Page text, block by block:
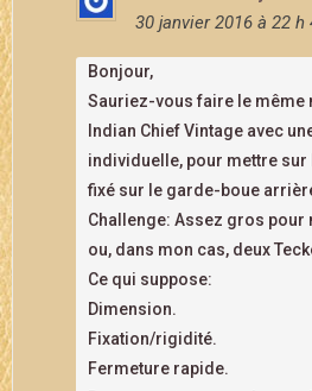
30 janvier 2016 à 22 h
Bonjour,
Sauriez-vous faire le même
Indian Chief Vintage avec
individuelle, pour mettre sur
fixé sur le garde-boue
Challenge: Assez gros pour
ou, dans mon cas, deux
Ce qui suppose:
Dimension.
Fixation/rigidité.
Fermeture rapide.